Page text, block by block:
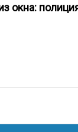
окна: